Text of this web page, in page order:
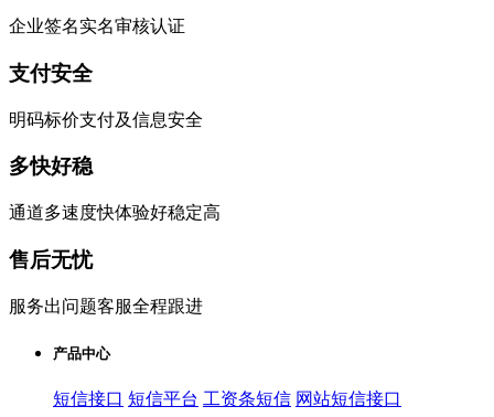
企业签名实名审核认证
支付安全
明码标价支付及信息安全
多快好稳
通道多速度快体验好稳定高
售后无忧
服务出问题客服全程跟进
产品中心
短信接口 短信平台 工资条短信 网站短信接口